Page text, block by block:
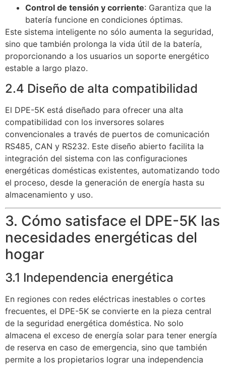
Control de tensión y corriente: Garantiza que la
batería funcione en condiciones óptimas.
Este sistema inteligente no sólo aumenta la seguridad,
sino que también prolonga la vida útil de la batería,
proporcionando a los usuarios un soporte energético
estable a largo plazo.
2.4 Diseño de alta compatibilidad
El DPE-5K está diseñado para ofrecer una alta
compatibilidad con los inversores solares
convencionales a través de puertos de comunicación
RS485, CAN y RS232. Este diseño abierto facilita la
integración del sistema con las configuraciones
energéticas domésticas existentes, automatizando todo
el proceso, desde la generación de energía hasta su
almacenamiento y uso.
3. Cómo satisface el DPE-5K las
necesidades energéticas del
hogar
3.1 Independencia energética
En regiones con redes eléctricas inestables o cortes
frecuentes, el DPE-5K se convierte en la pieza central
de la seguridad energética doméstica. No solo
almacena el exceso de energía solar para tener energía
de reserva en caso de emergencia, sino que también
permite a los propietarios lograr una independencia